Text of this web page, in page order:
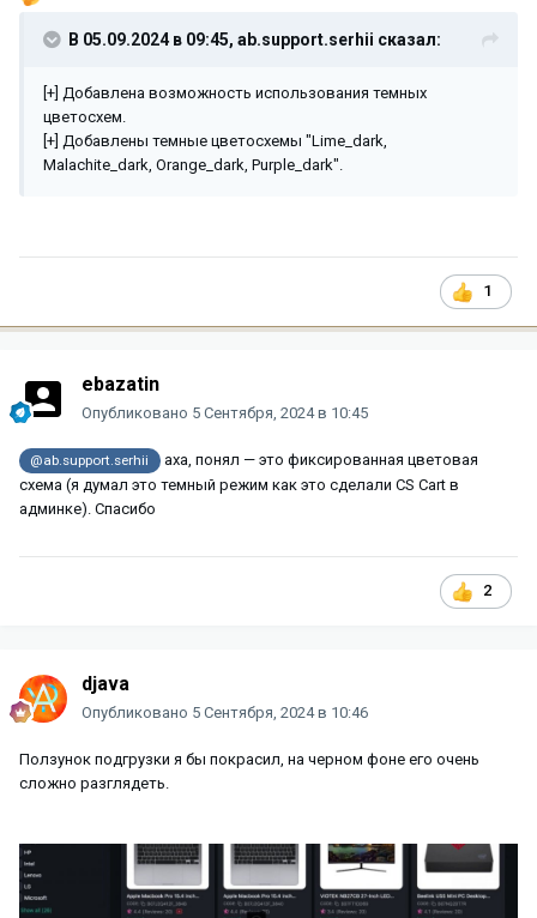
В 05.09.2024 в 09:45, ab.support.serhii сказал:
[+] Добавлена возможность использования темных
цветосхем.
[+] Добавлены темные цветосхемы "Lime_dark,
Malachite_dark, Orange_dark, Purple_dark".
1
ebazatin
Опубликовано 5 Сентября, 2024 в 10:45
@ab.support.serhii
аха, понял — это фиксированная цветовая
схема (я думал это темный режим как это сделали CS Cart в
админке). Спасибо
2
djava
Опубликовано 5 Сентября, 2024 в 10:46
Ползунок подгрузки я бы покрасил, на черном фоне его очень
сложно разглядеть.